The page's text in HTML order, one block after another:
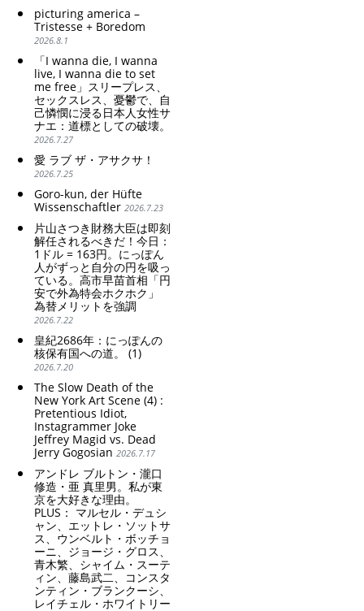
of the family registration
system. Reinforcement of
ideology.
immediately! Today: 1
US$ = 163 Yen. The
Draining Their Own Yen.
Prime Minister
TAKAICHI Sanae: "The
weak Yen makes the
Foreign Exchange Fund
Special Account happy" -
of the exchange rate
picturing america –
Tristesse + Boredom
2026.8.1
「I wanna die, I wanna
live, I wanna die to set
me free」スリープレス、
セックスレス、憂鬱で、自
己憐憫に浸る日本人女性サ
ナエ：道標としての破壊。
2026.7.27
愛 ラブ ザ・アサクサ！
2026.7.25
Goro-kun, der Hüfte
Wissenschaftler 2026.7.23
片山さつき財務大臣は即刻
解任されるべきだ！今日：
1ドル = 163円。にっぽん
人がずっと自分の円を吸っ
ている。高市早苗首相「円
安で外為特会ホクホク」
為替メリットを強調
2026.7.22
皇紀2686年：にっぽんの
核保有国への道。 (1)
2026.7.20
The Slow Death of the
New York Art Scene (4) :
Pretentious Idiot,
Instagrammer Joke
Jeffrey Magid vs. Dead
Jerry Gogosian 2026.7.17
アンドレ ブルトン・瀧口
修造・亜 真里男。私が東
京を大好きな理由。
PLUS： マルセル・デュシ
ャン、エットレ・ソットサ
ス、ウンベルト・ボッチョ
ーニ、ジョージ・グロス、
青木繁、シャイム・スーテ
ィン、藤島武二、コンスタ
ンティン・ブランクーシ、
レイチェル・ホワイトリー